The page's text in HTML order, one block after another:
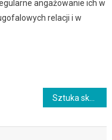
angażowanie ich w
relacji i w
Sztuka skutecznego generowania leadów